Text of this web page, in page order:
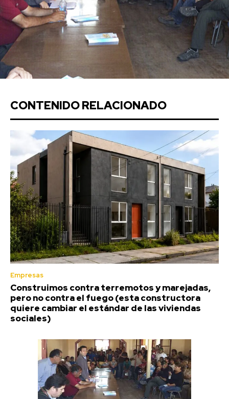
CONTENIDO RELACIONADO
Empresas
Construimos contra terremotos y marejadas,
pero no contra el fuego (esta constructora
quiere cambiar el estándar de las viviendas
sociales)